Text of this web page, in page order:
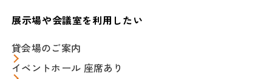
展示場や会議室を利用したい
貸会場のご案内
イベントホール 座席あり